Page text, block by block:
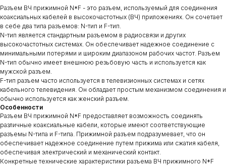
Разъем ВЧ прижимной N*F - это разъем, используемый для соединения
коаксиальных кабелей в высокочастотных (ВЧ) приложениях. Он сочетает
в себе два типа разъемов: N-тип и F-тип.
N-тип является стандартным разъемом в радиосвязи и других
высокочастотных системах. Он обеспечивает надежное соединение с
минимальными потерями и широким диапазоном рабочих частот. Разъем
N-тип обычно имеет внешнюю резьбовую часть и используется как
мужской разъем.
F-тип разъем часто используется в телевизионных системах и сетях
кабельного телевидения. Он обладает простым механизмом соединения и
обычно используется как женский разъем.
Особенности
Разъем ВЧ прижимной N*F предоставляет возможность соединять
различные коаксиальные кабели, которые имеют соответствующие
разъемы N-типа и F-типа. Прижимной разъем подразумевает, что он
обеспечивает надежное соединение путем прижима или сжатия кабеля,
обеспечивая электрический и механический контакт.
Конкретные технические характеристики разъема ВЧ прижимного N*F